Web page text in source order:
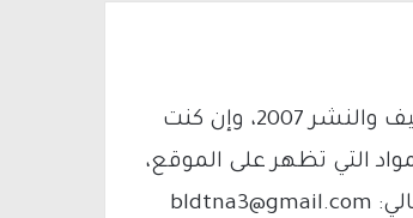
يتم الاستخدام المواد وفقًا للمادة 27 أ من قانون حقوق التأليف والنشر 2007، وإن كنت
التي تظهر على الموقع،
فيمكنك التواصل معنا عبر البريد الإلكتروني على العنوان التالي: bldtna3@gmail.com